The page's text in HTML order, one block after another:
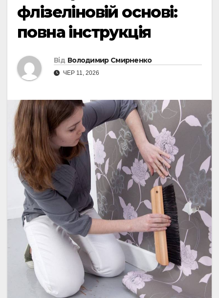
флізеліновій основі:
повна інструкція
Від Володимир Смирненко
ЧЕР 11, 2026